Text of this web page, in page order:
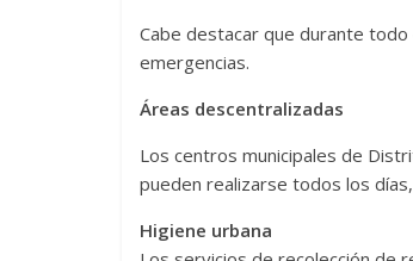
Cabe destacar que durante todo
emergencias.
Áreas descentralizadas
Los centros municipales de
pueden realizarse todos los
Higiene urbana